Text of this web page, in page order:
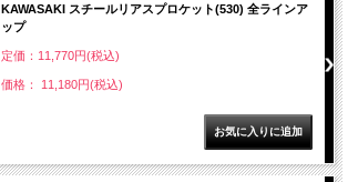
KAWASAKI スチールリアスプロケット(530) 全ラインア
ップ
定価：11,770円(税込)
価格： 11,180円(税込)